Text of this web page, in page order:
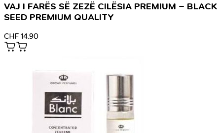
VAJ I FARËS SË ZEZË CILËSIA PREMIUM – BLACK
SEED PREMIUM QUALITY
CHF 14.90